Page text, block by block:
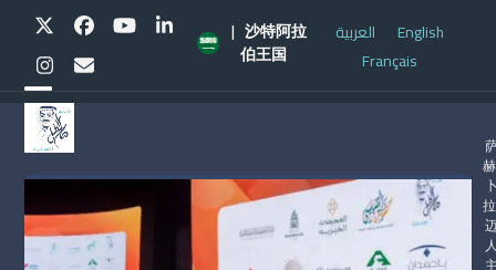
content
TwitterFacebook
YouTubeLinkedIn
Instagram
Email
| 沙特阿拉
伯王国
العربية
English
Français
Open
mobile
menu
Close
mobile
menu